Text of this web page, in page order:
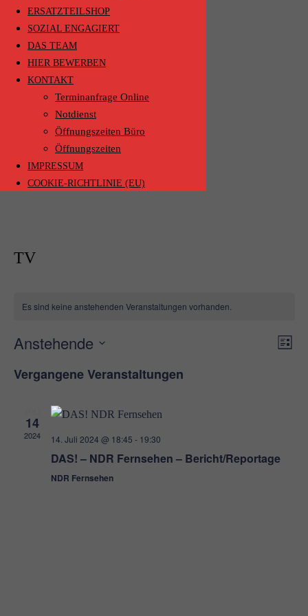
ERSATZTEILSHOP
SOZIAL ENGAGIERT
DAS TEAM
HIER BEWERBEN
KONTAKT
Terminanfrage Online
Notdienst
Öffnungszeiten Büro
Öffnungszeiten
IMPRESSUM
COOKIE-RICHTLINIE (EU)
TV
Es sind keine anstehenden Veranstaltungen vorhanden.
Liste
Anstehende
wählen.
Vergangene Veranstaltungen
14
2024 14. Juli 2024 @ 18:45 - 19:30
DAS! – NDR Fernsehen – Bericht/Reportage
NDR Fernsehen